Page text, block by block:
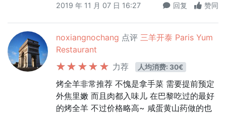
2019 年 11 月 07 日 16:27 回复 赞同
noxiangnochang 点评 三羊开泰 Paris Yum
Restaurant
力荐
人均消费: 30€
烤全羊非常推荐 不愧是拿手菜 需要提前预定
外焦里嫩 而且肉都入味儿 在巴黎吃过的最好
的烤全羊 不过价格略高~ 咸蛋黄山药做的也